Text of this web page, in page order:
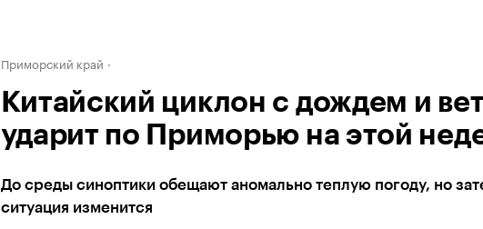
Приморский край
Китайский циклон с дождем и
ударит по Приморью на этой
До среды синоптики обещают аномально теплую погоду, но
ситуация изменится